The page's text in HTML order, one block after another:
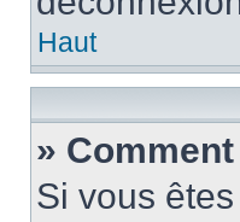
Haut
»
Si vous